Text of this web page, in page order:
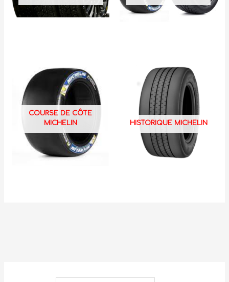
COURSE DE CÔTE
MICHELIN
HISTORIQUE MICHELIN